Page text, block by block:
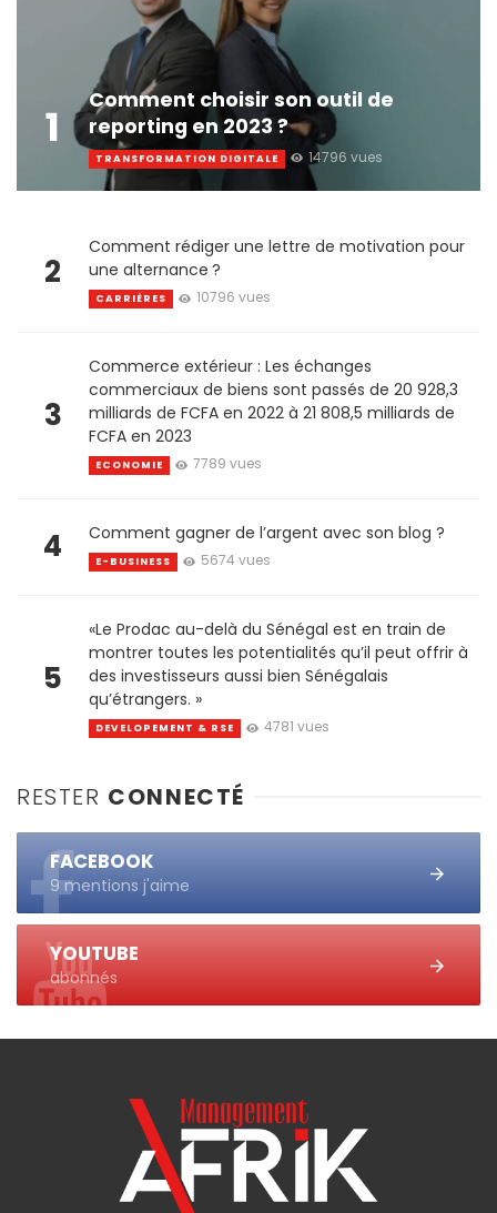
1
Comment choisir son outil de
reporting en 2023 ?
TRANSFORMATION DIGITALE 14796 vues
2
Comment rédiger une lettre de motivation pour
une alternance ?
CARRIÈRES 10796 vues
3
Commerce extérieur : Les échanges
commerciaux de biens sont passés de 20 928,3
milliards de FCFA en 2022 à 21 808,5 milliards de
FCFA en 2023
ECONOMIE 7789 vues
4 Comment gagner de l’argent avec son blog ?
E-BUSINESS 5674 vues
5
«Le Prodac au-delà du Sénégal est en train de
montrer toutes les potentialités qu’il peut offrir à
des investisseurs aussi bien Sénégalais
qu’étrangers. »
DEVELOPEMENT & RSE 4781 vues
RESTER CONNECTÉ
FACEBOOK
9 mentions j'aime
YOUTUBE
abonnés